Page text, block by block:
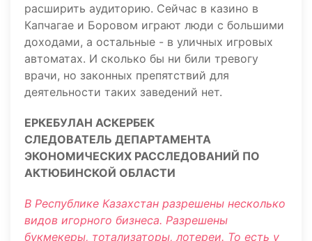
расширить аудиторию. Сейчас в казино в
Капчагае и Боровом играют люди с большими
доходами, а остальные - в уличных игровых
автоматах. И сколько бы ни били тревогу
врачи, но законных препятствий для
деятельности таких заведений нет.
ЕРКЕБУЛАН АСКЕРБЕК
СЛЕДОВАТЕЛЬ ДЕПАРТАМЕНТА
ЭКОНОМИЧЕСКИХ РАССЛЕДОВАНИЙ ПО
АКТЮБИНСКОЙ ОБЛАСТИ
В Республике Казахстан разрешены несколько
видов игорного бизнеса. Разрешены
букмекеры, тотализаторы, лотереи. То есть у